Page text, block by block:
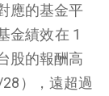
應的基金平
金績效在 1
股的報酬高
），遠超過